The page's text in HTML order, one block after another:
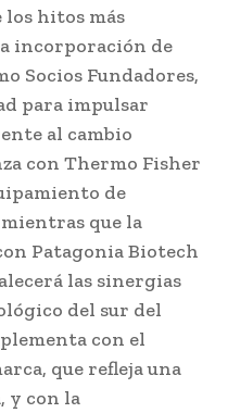
hitos más
incorporación de
Socios Fundadores,
para impulsar
al cambio
con Thermo Fisher
de
que la
Patagonia Biotech
las sinergias
del sur del
con el
que refleja una
y con la